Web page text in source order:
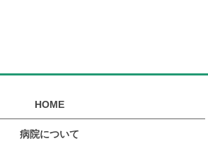
HOME
病院について